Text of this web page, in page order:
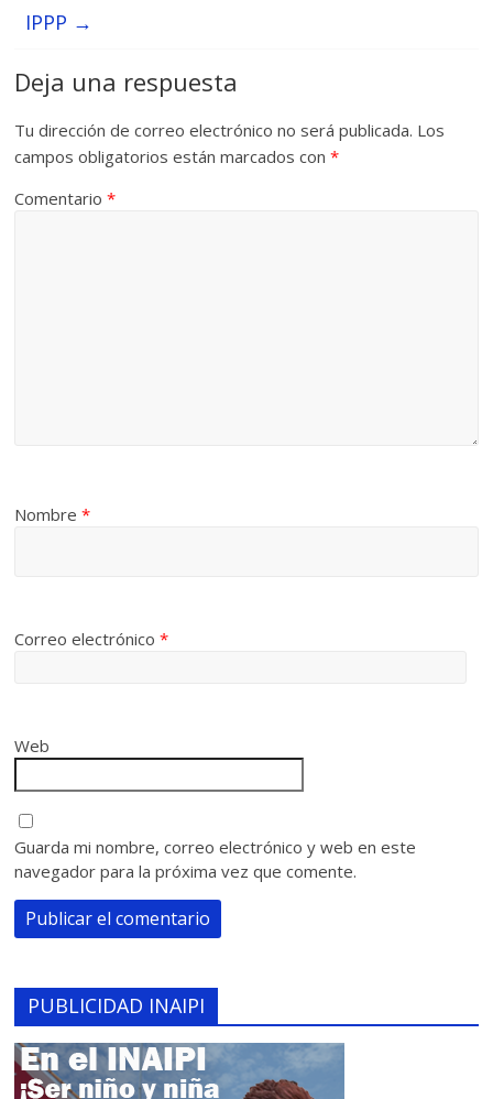
IPPP →
Deja una respuesta
Tu dirección de correo electrónico no será publicada. Los
campos obligatorios están marcados con*
Comentario*
Nombre*
Correo electrónico*
Web
Guarda mi nombre, correo electrónico y web en este
navegador para la próxima vez que comente.
PUBLICIDAD INAIPI